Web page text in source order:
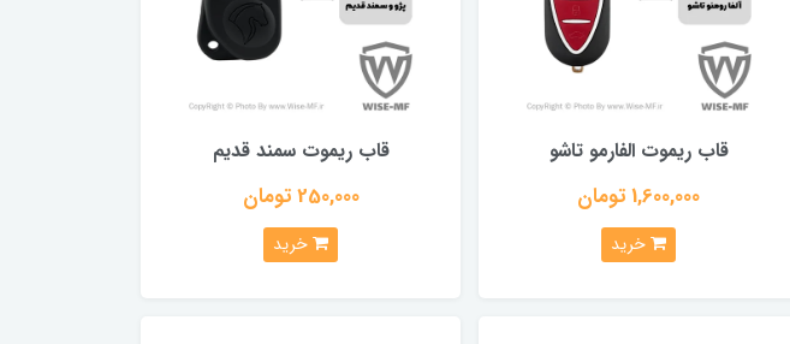
قاب ریموت الفارمو تاشو
1,600,000 تومان
خرید
قاب ریموت سمند قدیم
250,000 تومان
خرید